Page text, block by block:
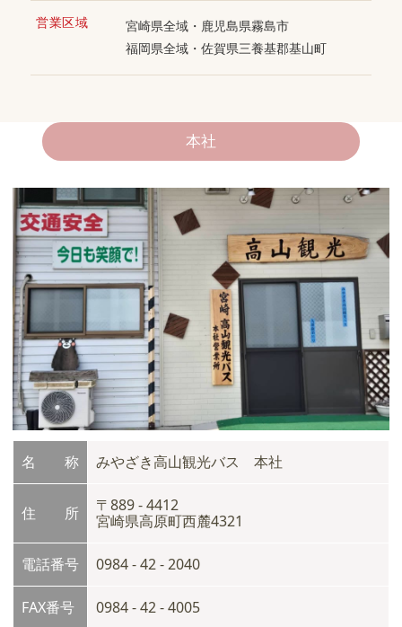
営業区域
宮崎県全域・鹿児島県霧島市
福岡県全域・佐賀県三養基郡基山町
本社
名 称 みやざき高山観光バス 本社
住 所
〒889 - 4412
宮崎県高原町西麓4321
電話番号 0984 - 42 - 2040
FAX番号 0984 - 42 - 4005